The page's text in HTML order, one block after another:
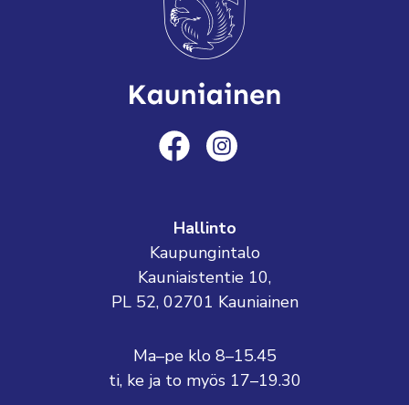
Hallinto
Kaupungintalo
Kauniaistentie 10,
PL 52, 02701 Kauniainen
Ma–pe klo 8–15.45
ti, ke ja to myös 17–19.30